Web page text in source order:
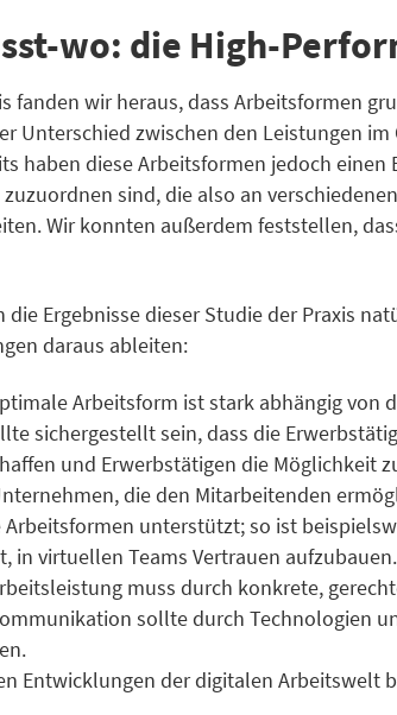
wo: die High-
fanden wir heraus, dass Arbeitsformen
Unterschied zwischen den Leistungen
haben diese Arbeitsformen jedoch
sind, die also an
Wir konnten außerdem feststellen,
die Ergebnisse dieser Studie der Praxis
daraus ableiten:
Arbeitsform ist stark abhängig von
sichergestellt sein, dass die
und Erwerbstätigen die Möglichkeit
die den Mitarbeitenden
Arbeitsformen unterstützt; so ist
in virtuellen Teams Vertrauen aufzubauen.
muss durch konkrete,
sollte durch Technologien
Entwicklungen der digitalen Arbeitswelt